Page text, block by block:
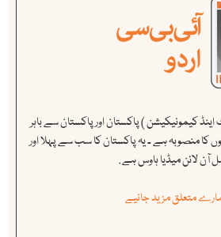
کیمونیکیشن ) پاکستان اور پاکستان سے باہر
کا منصوبہ ہے ۔ یہ پاکستان کا سب سے پہلا اور
آن لائن میڈیا ہاوس ہے .
متعلق مزید جانیے